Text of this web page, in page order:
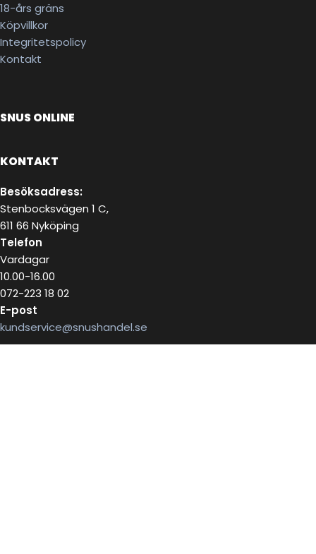
18-års gräns
Köpvillkor
Integritetspolicy
Kontakt
SNUS ONLINE
KONTAKT
Besöksadress:
Stenbocksvägen 1 C,
611 66 Nyköping
Telefon
Vardagar
10.00-16.00
072-223 18 02
E-post
kundservice@snushandel.se